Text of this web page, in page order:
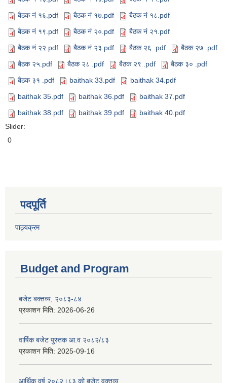
बैठक नं १६.pdf
बैठक नं १७.pdf
बैठक नं १८.pdf
बैठक नं १९.pdf
बैठक नं २०.pdf
बैठक नं २१.pdf
बैठक नं २२.pdf
बैठक नं २३.pdf बैठक २६ .pdf
बैठक २७ .pdf
बैठक २५.pdf
बैठक २८ .pdf बैठक २९ .pdf
बैठक ३० .pdf
बैठक ३१ .pdf
baithak 33.pdf
baithak 34.pdf
baithak 35.pdf
baithak 36.pdf
baithak 37.pdf
baithak 38.pdf
baithak 39.pdf
baithak 40.pdf
Slider:
0
पदपूर्ति
पाठ्यक्रम
Budget and Program
बजेट बक्तव्य, २०८३-८४
प्रकाशन मिति: 2026-06-26
वार्षिक बजेट पुस्तक आ.व २०८२/८३
प्रकाशन मिति: 2025-09-16
आर्थिक वर्ष २०८२।८३ को बजेट वक्तव्य